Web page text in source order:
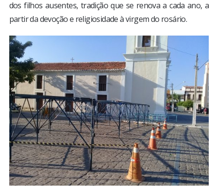
dos filhos ausentes, tradição que se renova a cada ano, a
partir da devoção e religiosidade à virgem do rosário.